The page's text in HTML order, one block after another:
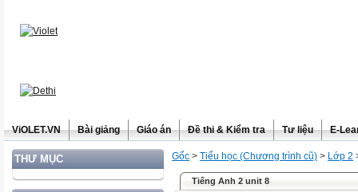
ViOLET.VN Bài giảng Giáo án Đề thi & Kiểm tra Tư liệu E-
THƯ MỤC Gốc > Tiểu học (Chương trình cũ) > Lớp 2
Tiếng Anh 2 unit 8